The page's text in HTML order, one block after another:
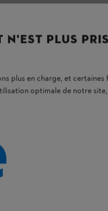
N'EST PLUS
plus en charge, et
optimale de notre